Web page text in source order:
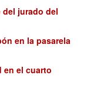
del jurado del
en la pasarela
en el cuarto